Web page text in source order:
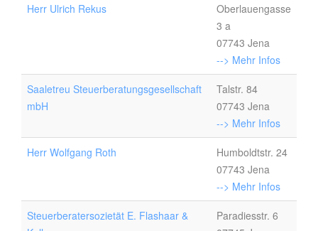
Herr Ulrich Rekus
Oberlauengasse
3 a
07743 Jena
--> Mehr Infos
Saaletreu Steuerberatungsgesellschaft
mbH
Talstr. 84
07743 Jena
--> Mehr Infos
Herr Wolfgang Roth
Humboldtstr. 24
07743 Jena
--> Mehr Infos
Steuerberatersozietät E. Flashaar &
Paradiesstr. 6